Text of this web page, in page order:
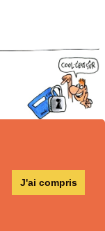
J'ai compris